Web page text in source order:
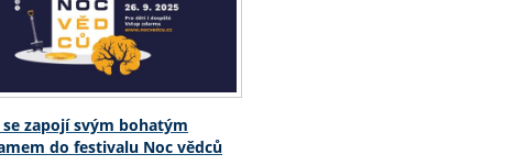
se zapojí svým bohatým
do festivalu Noc vědců